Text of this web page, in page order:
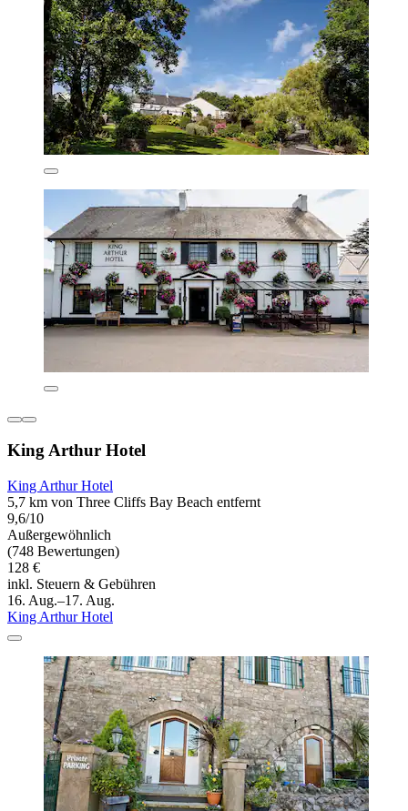
King Arthur Hotel
King Arthur Hotel
5,7 km von Three Cliffs Bay Beach entfernt
9,6/10
Außergewöhnlich
(748 Bewertungen)
128 €
inkl. Steuern & Gebühren
16. Aug.–17. Aug.
King Arthur Hotel